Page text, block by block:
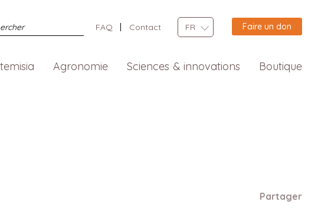
FAQ Contact FR Faire un don
Agronomie Sciences & innovations Boutique
Partager